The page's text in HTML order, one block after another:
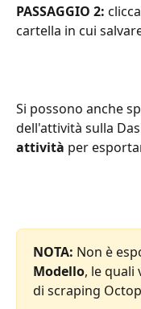
PASSAGGIO 2:
cartella in cui
Si possono anche
dell'attività sulla
attività per
NOTA: Non è
Modello, le quali
di scraping